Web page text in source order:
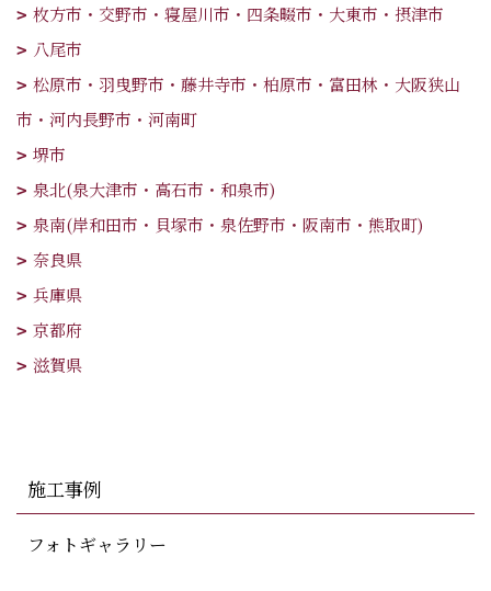
枚方市・交野市・寝屋川市・四条畷市・大東市・摂津市
八尾市
松原市・羽曳野市・藤井寺市・柏原市・富田林・大阪狭山
市・河内長野市・河南町
堺市
泉北(泉大津市・高石市・和泉市)
泉南(岸和田市・貝塚市・泉佐野市・阪南市・熊取町)
奈良県
兵庫県
京都府
滋賀県
施工事例
フォトギャラリー